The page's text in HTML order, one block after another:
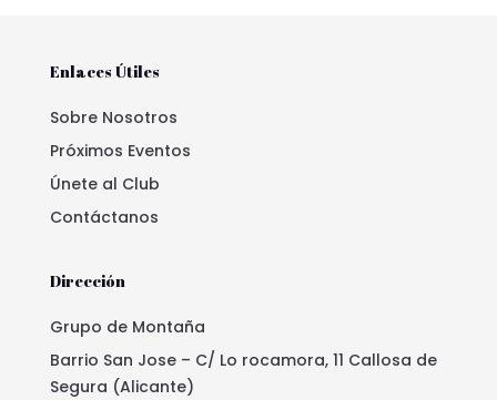
Enlaces Útiles
Sobre Nosotros
Próximos Eventos
Únete al Club
Contáctanos
Dirección
Grupo de Montaña
Barrio San Jose – C/ Lo rocamora, 11 Callosa de
Segura (Alicante)